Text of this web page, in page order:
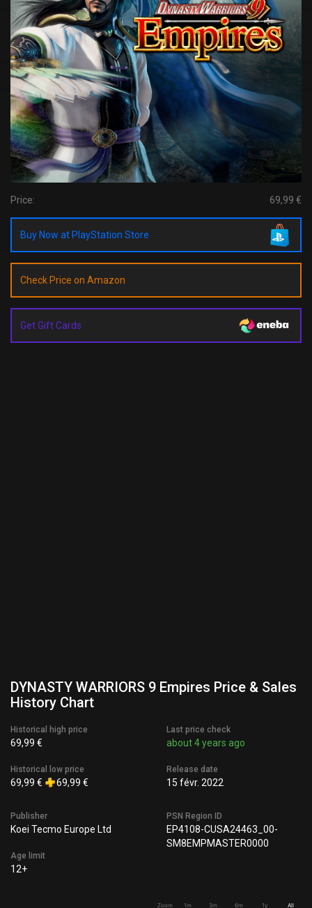
Price: 69,99 €
Buy Now at PlayStation Store
Check Price on Amazon
Get Gift Cards
DYNASTY WARRIORS 9 Empires Price & Sales
History Chart
Historical high price
69,99 €
Historical low price
69,99 € 69,99 €
Last price check
about 4 years ago
Release date
15 févr. 2022
Publisher
Koei Tecmo Europe Ltd
Age limit
12+
PSN Region ID
EP4108-CUSA24463_00-
SM8EMPMASTER0000
Zoom 1m 3m 6m 1y All